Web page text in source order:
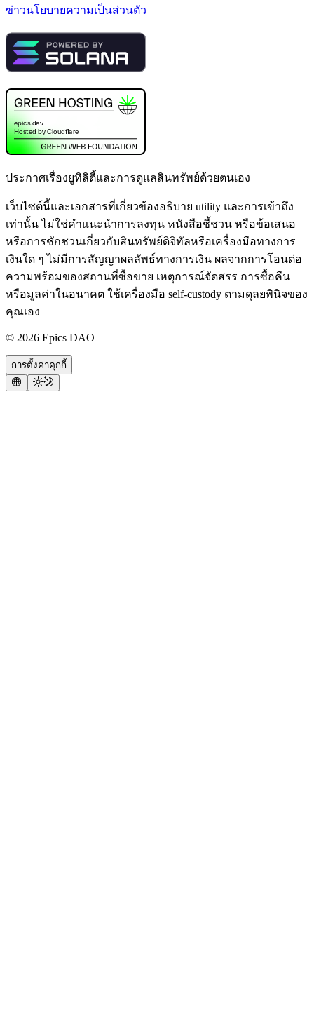
ข่าวนโยบายความเป็นส่วนตัว
ประกาศเรื่องยูทิลิตี้และการดูแลสินทรัพย์ด้วยตนเอง
เว็บไซต์นี้และเอกสารที่เกี่ยวข้องอธิบาย utility และการเข้าถึง
เท่านั้น ไม่ใช่คำแนะนำการลงทุน หนังสือชี้ชวน หรือข้อเสนอ
หรือการชักชวนเกี่ยวกับสินทรัพย์ดิจิทัลหรือเครื่องมือทางการ
เงินใด ๆ ไม่มีการสัญญาผลลัพธ์ทางการเงิน ผลจากการโอนต่อ
ความพร้อมของสถานที่ซื้อขาย เหตุการณ์จัดสรร การซื้อคืน
หรือมูลค่าในอนาคต ใช้เครื่องมือ self-custody ตามดุลยพินิจของ
คุณเอง
© 2026 Epics DAO
การตั้งค่าคุกกี้